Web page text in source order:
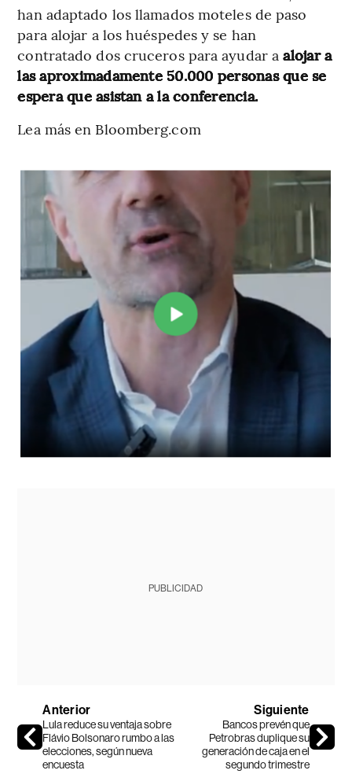
han adaptado los llamados moteles de paso
para alojar a los huéspedes y se han
contratado dos cruceros para ayudar a alojar a
las aproximadamente 50.000 personas que se
espera que asistan a la conferencia.
Lea más en Bloomberg.com
PUBLICIDAD
Anterior
Lula reduce su ventaja sobre
Flávio Bolsonaro rumbo a las
elecciones, según nueva
encuesta
Siguiente
Bancos prevén que
Petrobras duplique su
generación de caja en el
segundo trimestre